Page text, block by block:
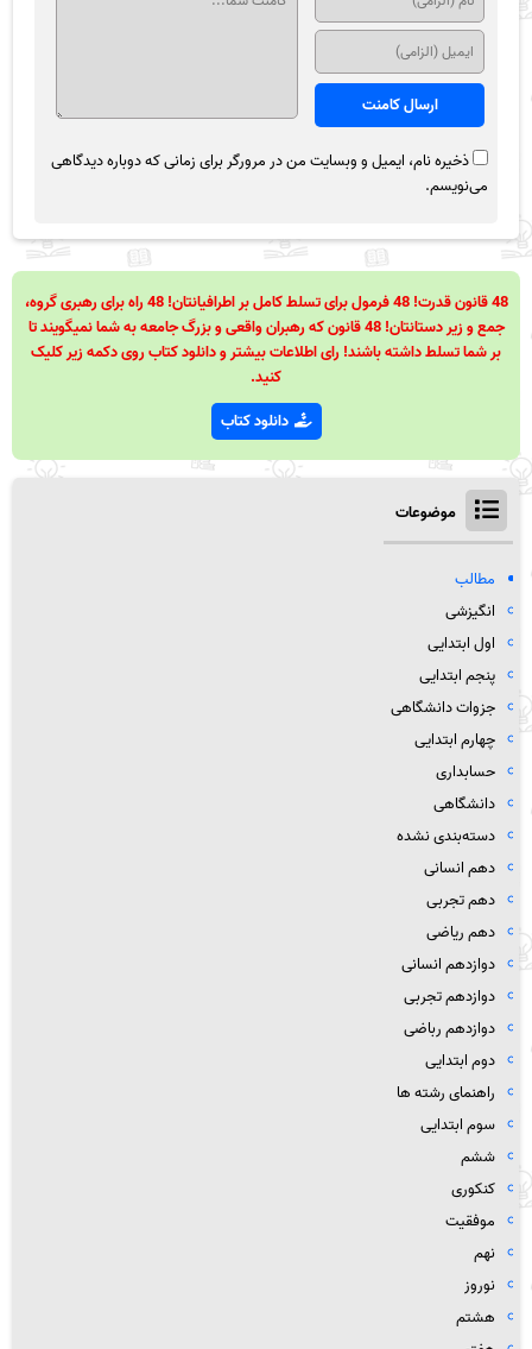
ذخیره نام، ایمیل و وبسایت من در مرورگر برای زمانی که دوباره دیدگاهی
می‌نویسم.
48 قانون قدرت! 48 فرمول برای تسلط کامل بر اطرافیانتان! 48 راه برای رهبری گروه،
جمع و زیر دستانتان! 48 قانون که رهبران واقعی و بزرگ جامعه به شما نمیگویند تا
بر شما تسلط داشته باشند! رای اطلاعات بیشتر و دانلود کتاب روی دکمه زیر کلیک
کنید.
دانلود کتاب
موضوعات
مطالب
انگیزشی
اول ابتدایی
پنجم ابتدایی
جزوات دانشگاهی
چهارم ابتدایی
حسابداری
دانشگاهی
دسته‌بندی نشده
دهم انسانی
دهم تجربی
دهم ریاضی
دوازدهم انسانی
دوازدهم تجربی
دوازدهم رباضی
دوم ابتدایی
راهنمای رشته ها
سوم ابتدایی
ششم
کنکوری
موفقیت
نهم
نوروز
هشتم